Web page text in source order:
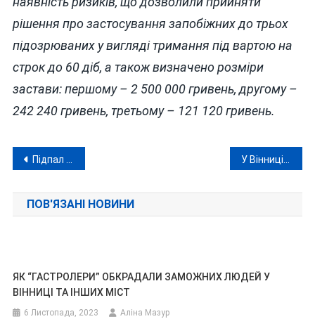
рішення про застосування запобіжних до трьох
підозрюваних у вигляді тримання під вартою на
строк до 60 діб, а також визначено розміри
застави: першому – 2 500 000 гривень, другому –
242 240 гривень, третьому – 121 120 гривень.
Навігація
записів
Підпал автомобіля військового: 17-річного жмеринчанина засудили умовно та зобов’язали прочитати патріотичну хрестоматію
ПОВ'ЯЗАНІ НОВИНИ
ЯК “ГАСТРОЛЕРИ” ОБКРАДАЛИ ЗАМОЖНИХ ЛЮДЕЙ У
ВІННИЦІ ТА ІНШИХ МІСТ
6 Листопада, 2023 Аліна Мазур